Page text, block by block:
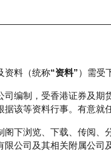
轮证市场统计 正股数据
资料（统称“资料”）需受
编制，受香港证券及期
据该等资料行事。有意就
阁下浏览、下载、传阅
限公司及其相关附属公司